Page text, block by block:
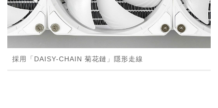
採用「DAISY-CHAIN 菊花鏈」隱形走線